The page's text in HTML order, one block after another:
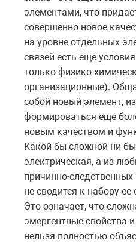
элементами, что
совершенно новое
на уровне отдельных
связей есть еще
только физико-
организационные).
собой новый элемент,
формироваться еще
новым качеством и
Какой бы сложной ни
электрическая, а из
причинно-
не сводится к набору
Это означает, что
эмергентные свойства
нельзя полностью